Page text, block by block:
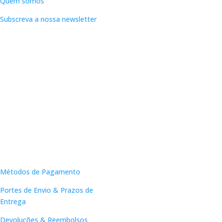
Subscreva a nossa newsletter
Métodos de Pagamento
Portes de Envio & Prazos de
Entrega
Devoluções & Reembolsos